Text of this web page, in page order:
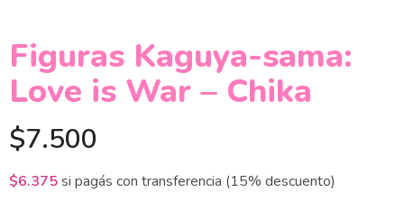
Figuras Kaguya-sama:
Love is War – Chika
$7.500
$6.375si pagás con transferencia (15% descuento)